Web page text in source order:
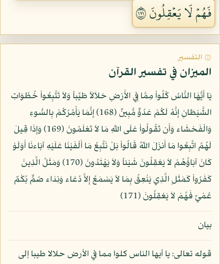
فَهُمۡ لَا يَعۡقِلُونَ ١٧١
۞ التفسير
الميزان في تفسير القرآن
يَا أَيُّهَا النَّاسُ كُلُواْ مِمَّا فِي الأَرْضِ حَلاَلاً طَيِّباً وَلاَ تَتَّبِعُواْ خُطُوَاتِ
الشَّيْطَانِ إِنَّهُ لَكُمْ عَدُوٌّ مُّبِينٌ (168) إِنَّمَا يَأْمُرُكُمْ بِالسُّوءِ
وَالْفَحْشَاء وَأَن تَقُولُواْ عَلَى اللّهِ مَا لاَ تَعْلَمُونَ (169) وَإِذَا قِيلَ
لَهُمُ اتَّبِعُوا مَا أَنزَلَ اللّهُ قَالُواْ بَلْ نَتَّبِعُ مَا أَلْفَيْنَا عَلَيْهِ آبَاءنَا أَوَلَوْ
كَانَ آبَاؤُهُمْ لاَ يَعْقِلُونَ شَيْئاً وَلاَ يَهْتَدُونَ (170) وَمَثَلُ الَّذِينَ
كَفَرُواْ كَمَثَلِ الَّذِي يَنْعِقُ بِمَا لاَ يَسْمَعُ إِلاَّ دُعَاء وَنِدَاء صُمٌّ بُكْمٌ
عُمْيٌ فَهُمْ لاَ يَعْقِلُونَ (171)
بيان
قوله تعالى: يا أيها الناس كلوا مما في الأرض حلالا طيبا إلى